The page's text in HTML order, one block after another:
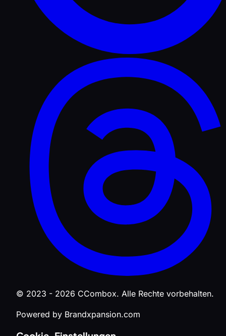
© 2023 - 2026 CCombox. Alle Rechte vorbehalten.
Powered by Brandxpansion.com